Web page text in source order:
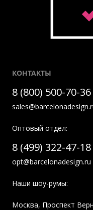
КОНТАКТЫ
8 (800) 500-70-36
Оптовый отдел:
8 (499) 322-47-18
opt@barcelonadesign.ru
Наши шоу-румы:
Москва, Проспект